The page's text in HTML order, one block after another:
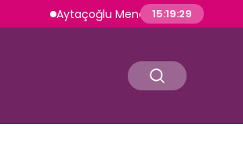
Aytaçoğlu Menemen: Çakallı Menemeni
15:19:31